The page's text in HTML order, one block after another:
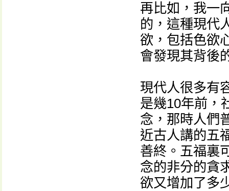
再比如，我一
的，這種現代
欲，包括色欲
會發現其背後
現代人很多有
是幾10年前，
念，那時人們
近古人講的五
善終。五福裏
念的非分的貪
欲又增加了多